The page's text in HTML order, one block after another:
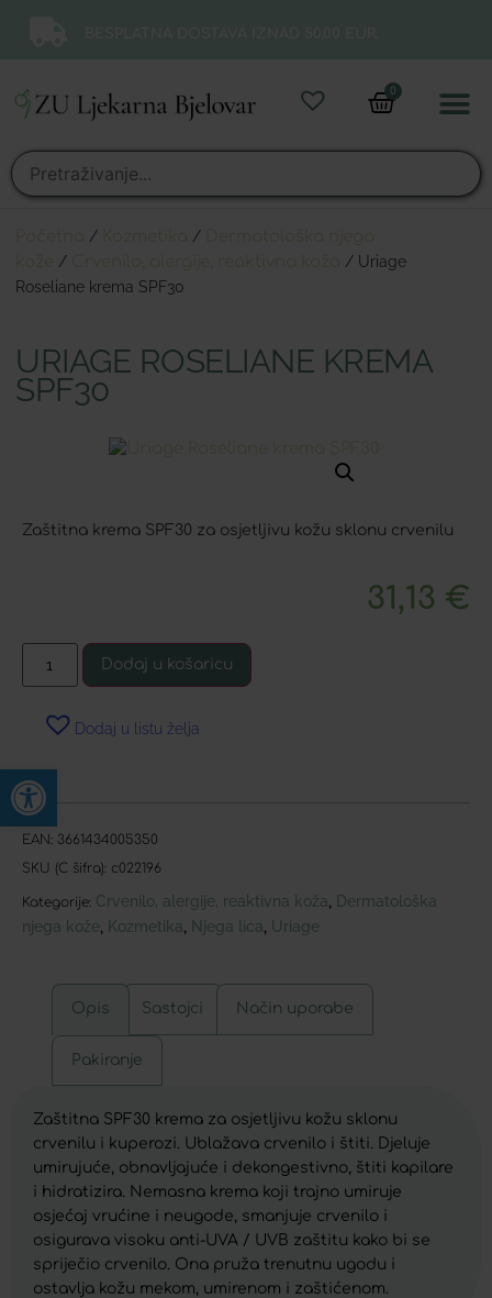
Open toolbar
0
/ /
/
/ Uriage
Roseliane krema SPF30
URIAGE ROSELIANE KREMA
SPF30
Zaštitna krema SPF30 za osjetljivu kožu sklonu crvenilu
31,13 €
Dodaj u košaricu
Dodaj u listu želja
EAN: 3661434005350
SKU (C šifra): c022196
Kategorije: Crvenilo, alergije, reaktivna koža, Dermatološka
njega kože, Kozmetika, Njega lica, Uriage
Opis Sastojci Način uporabe
Pakiranje
Zaštitna SPF30 krema za osjetljivu kožu sklonu
crvenilu i kuperozi. Ublažava crvenilo i štiti. Djeluje
umirujuće, obnavljajuće i dekongestivno, štiti kapilare
i hidratizira. Nemasna krema koji trajno umiruje
osjećaj vrućine i neugode, smanjuje crvenilo i
osigurava visoku anti-UVA / UVB zaštitu kako bi se
spriječio crvenilo. Ona pruža trenutnu ugodu i
ostavlja kožu mekom, umirenom i zaštićenom.